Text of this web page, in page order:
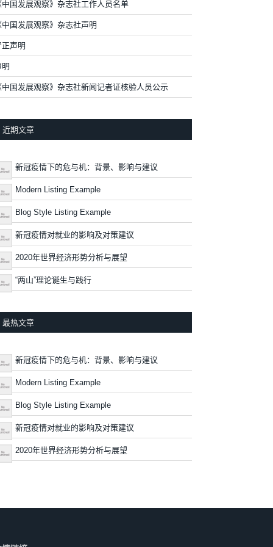
中国发展观察》杂志社工作人员名单
中国发展观察》杂志社声明
正声明
中国发展观察》杂志社新闻记者证核验人员公示
近期文章
新冠疫情下的危与机：背景、影响与建议
Modern Listing Example
Blog Style Listing Example
新冠疫情对就业的影响及对策建议
2020年世界经济形势分析与展望
“两山”理论诞生与践行
最热文章
新冠疫情下的危与机：背景、影响与建议
Modern Listing Example
Blog Style Listing Example
新冠疫情对就业的影响及对策建议
2020年世界经济形势分析与展望